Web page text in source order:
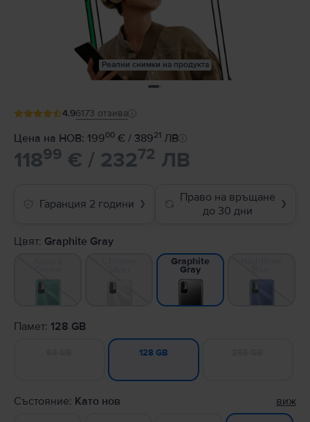
Реални снимки на продукта
4.96173 отзива
Цена на НОВ: 19900 € / 38921 ЛВ
11899 € / 23272 ЛВ
Гаранция 2 години ❯
Право на връщане
до 30 дни
❯
Цвят: Graphite Gray
Graphite
Gray
Памет: 128 GB
128 GB
Състояние: Като нов виж